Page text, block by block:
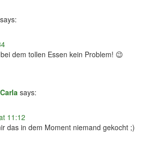
says:
dem tollen Essen kein Problem! 😉
Carla says:
11:12
das in dem Moment niemand gekocht ;)